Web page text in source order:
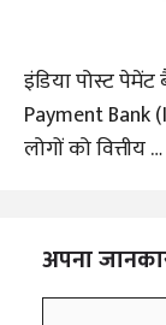
इंडिया पोस्ट
Payment Bank
लोगों को वित्तीय …
अपना